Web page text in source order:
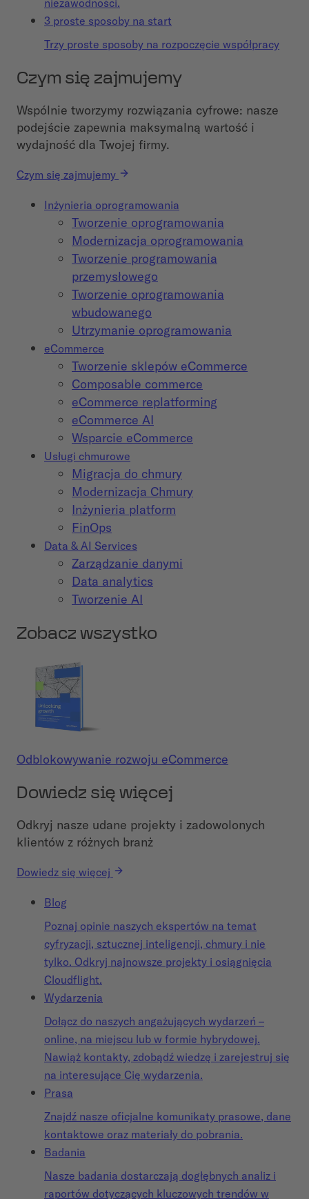
niezawodności.
3 proste sposoby na start
Trzy proste sposoby na rozpoczęcie współpracy
Czym się zajmujemy
Wspólnie tworzymy rozwiązania cyfrowe: nasze
podejście zapewnia maksymalną wartość i
wydajność dla Twojej firmy.
Czym się zajmujemy
Inżynieria oprogramowania
Tworzenie oprogramowania
Modernizacja oprogramowania
Tworzenie programowania
przemysłowego
Tworzenie oprogramowania
wbudowanego
Utrzymanie oprogramowania
eCommerce
Tworzenie sklepów eCommerce
Composable commerce
eCommerce replatforming
eCommerce AI
Wsparcie eCommerce
Usługi chmurowe
Migracja do chmury
Modernizacja Chmury
Inżynieria platform
FinOps
Data & AI Services
Zarządzanie danymi
Data analytics
Tworzenie AI
Zobacz wszystko
Odblokowywanie rozwoju eCommerce
Dowiedz się więcej
Odkryj nasze udane projekty i zadowolonych
klientów z różnych branż
Dowiedz się więcej
Blog
Poznaj opinie naszych ekspertów na temat
cyfryzacji, sztucznej inteligencji, chmury i nie
tylko. Odkryj najnowsze projekty i osiągnięcia
Cloudflight.
Wydarzenia
Dołącz do naszych angażujących wydarzeń –
online, na miejscu lub w formie hybrydowej.
Nawiąż kontakty, zdobądź wiedzę i zarejestruj się
na interesujące Cię wydarzenia.
Prasa
Znajdź nasze oficjalne komunikaty prasowe, dane
kontaktowe oraz materiały do pobrania.
Badania
Nasze badania dostarczają dogłębnych analiz i
raportów dotyczących kluczowych trendów w